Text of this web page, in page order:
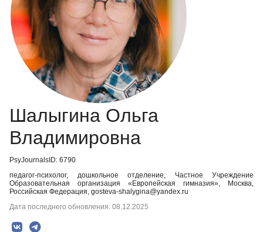
Шалыгина Ольга
Владимировна
PsyJournalsID: 6790
педагог-психолог, дошкольное отделение, Частное Учреждение
Образовательная организация «Европейская гимназия», Москва,
Российская Федерация, gosteva-shalygina@yandex.ru
Дата последнего обновления: 08.12.2025